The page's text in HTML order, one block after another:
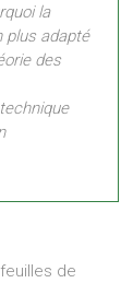
la
plus adapté
des
de